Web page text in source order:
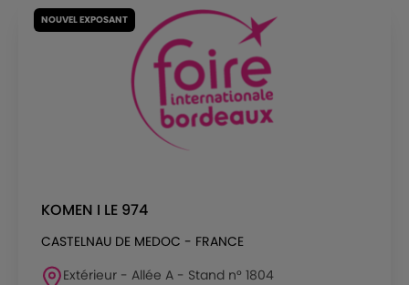
NOUVEL EXPOSANT
KOMEN I LE 974
CASTELNAU DE MEDOC - FRANCE
Extérieur - Allée A - Stand n° 1804